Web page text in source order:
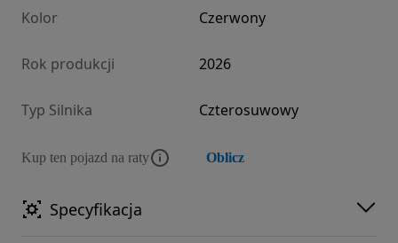
Kolor Czerwony
Rok produkcji 2026
Typ Silnika Czterosuwowy
Kup ten pojazd na raty Oblicz
Specyfikacja